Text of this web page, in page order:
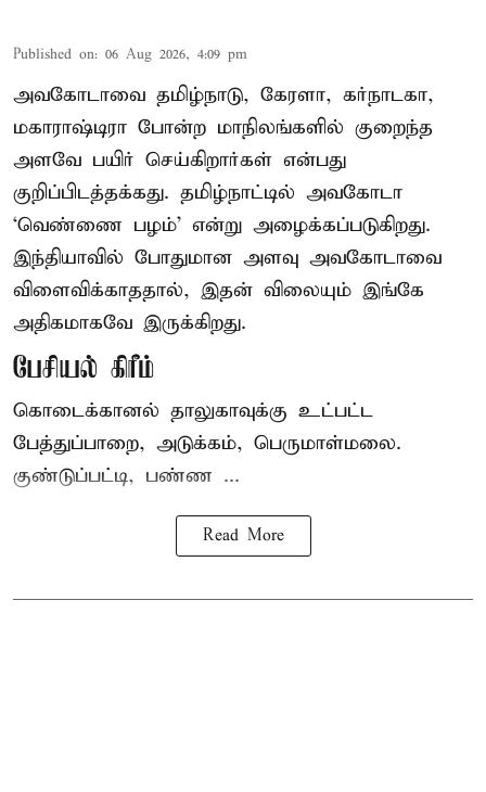
Published on: 06 Aug 2026, 4:09 pm
அவகோடாவை தமிழ்நாடு, கேரளா, கர்நாடகா,
மகாராஷ்டிரா போன்ற மாநிலங்களில் குறைந்த
அளவே பயிர் செய்கிறார்கள் என்பது
குறிப்பிடத்தக்கது. தமிழ்நாட்டில் அவகோடா
‘வெண்ணை பழம்’ என்று அழைக்கப்படுகிறது.
இந்தியாவில் போதுமான அளவு அவகோடாவை
விளைவிக்காததால், இதன் விலையும் இங்கே
அதிகமாகவே இருக்கிறது.
பேசியல் கிரீம்
கொடைக்கானல் தாலுகாவுக்கு உட்பட்ட
பேத்துப்பாறை, அடுக்கம், பெருமாள்மலை.
குண்டுப்பட்டி, பண்ண ...
Read More